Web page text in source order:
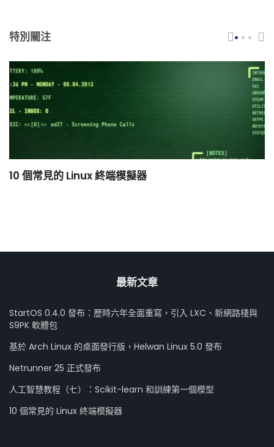
特別關注
10 個常見的 Linux 終端模擬器
最新文章
StartOS 0.4.0 發布：歷時六年全面重寫，引入 LXC、新網路棧與
S9PK 軟體包
基於 Arch Linux 的桌面發行版，Helwan Linux 5.0 發布
Netrunner 25 正式發布
人工智慧教程（七）：Scikit-learn 和訓練第一個模型
10 個常見的 Linux 終端模擬器